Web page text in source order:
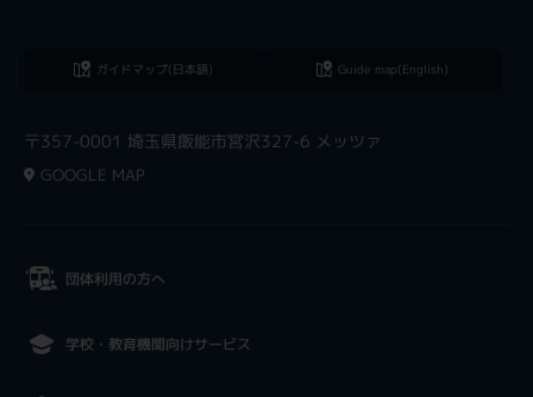
ガイドマップ(日本語) Guide map(English)
〒357-0001 埼玉県飯能市宮沢327-6 メッツァ
GOOGLE MAP
団体利用の方へ
学校・教育機関向けサービス